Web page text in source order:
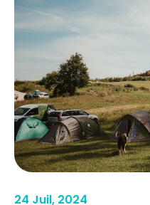
24 Juil, 2024